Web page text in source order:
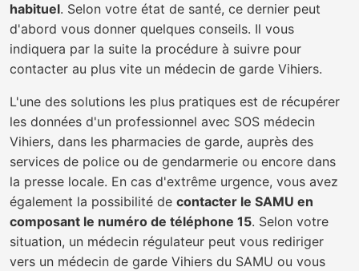
habituel. Selon votre état de santé, ce dernier peut
d'abord vous donner quelques conseils. Il vous
indiquera par la suite la procédure à suivre pour
contacter au plus vite un médecin de garde Vihiers.
L'une des solutions les plus pratiques est de récupérer
les données d'un professionnel avec SOS médecin
Vihiers, dans les pharmacies de garde, auprès des
services de police ou de gendarmerie ou encore dans
la presse locale. En cas d'extrême urgence, vous avez
également la possibilité de contacter le SAMU en
composant le numéro de téléphone 15. Selon votre
situation, un médecin régulateur peut vous rediriger
vers un médecin de garde Vihiers du SAMU ou vous